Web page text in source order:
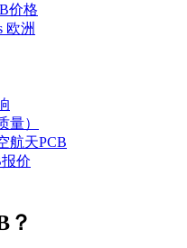
价格
欧洲
量）
航天PCB
价
？